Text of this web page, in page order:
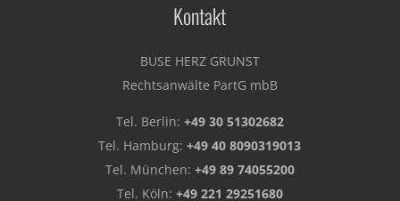
Kontakt
BUSE HERZ GRUNST
Rechtsanwälte PartG mbB
Tel. Berlin: +49 30 51302682
Tel. Hamburg:+49 40 8090319013
Tel. München: +49 89 74055200
Tel. Köln: +49 221 29251680